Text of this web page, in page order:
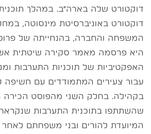
דוקטורט שלה בארה״ב. במהלך
דוקטורט באוניברסיטת מינסוטה,
המשפחה והחברה, בהנחייתה של פרופ׳
היא פרסמה מאמר סקירה שיטתית
האפקטיביות של תוכניות התערבות
עבור צעירים המתמודדים עם חשיפה
בקהילה. בחלק השני מהפוסט הכירה
המיועדת להורים ובני משפחתם